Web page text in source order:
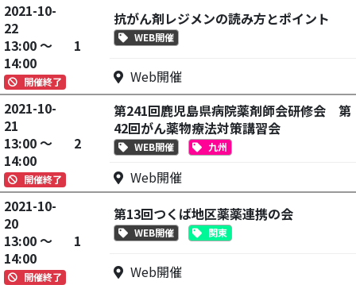
2021-10-
22
13:00 ～
14:00
開催終了
1
抗がん剤レジメンの読み方とポイント
WEB開催
Web開催
2021-10-
21
13:00 ～
14:00
開催終了
2
第241回鹿児島県病院薬剤師会研修会 第
42回がん薬物療法対策講習会
WEB開催 九州
Web開催
2021-10-
20
13:00 ～
14:00
開催終了
1
第13回つくば地区薬薬連携の会
WEB開催 関東
Web開催